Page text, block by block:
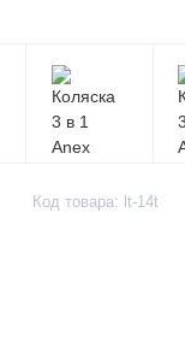
Код товара: lt-14t